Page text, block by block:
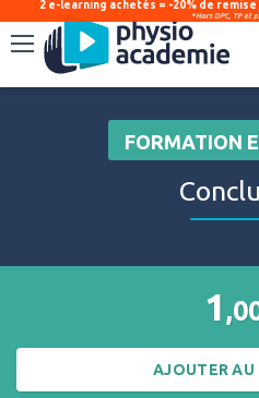
2 e-learning achetés = -20% de
*Hors DPC, TP et
.
FORMATION
1
AJOUTER AU